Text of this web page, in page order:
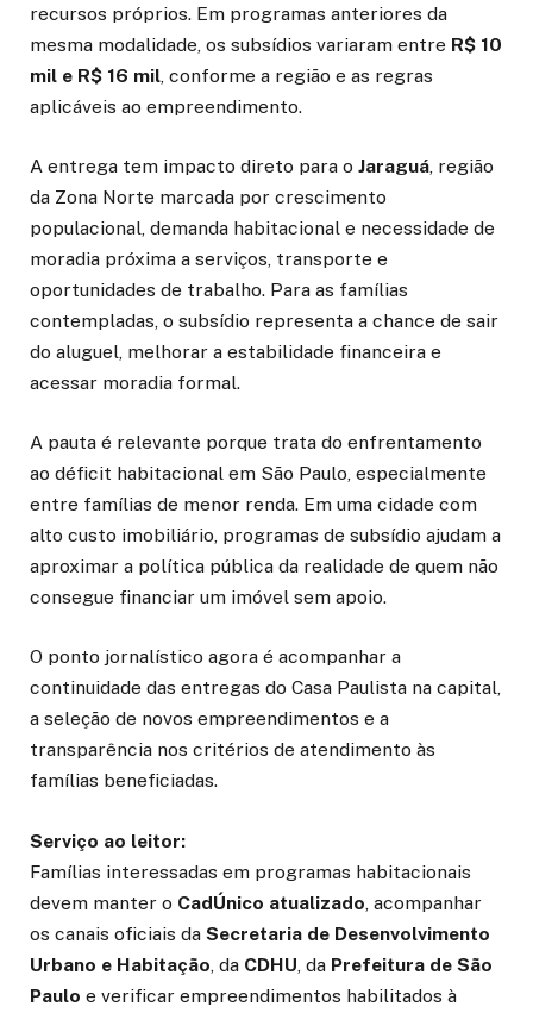
recursos próprios. Em programas anteriores da
mesma modalidade, os subsídios variaram entre R$ 10
mil e R$ 16 mil, conforme a região e as regras
aplicáveis ao empreendimento.
A entrega tem impacto direto para o Jaraguá, região
da Zona Norte marcada por crescimento
populacional, demanda habitacional e necessidade de
moradia próxima a serviços, transporte e
oportunidades de trabalho. Para as famílias
contempladas, o subsídio representa a chance de sair
do aluguel, melhorar a estabilidade financeira e
acessar moradia formal.
A pauta é relevante porque trata do enfrentamento
ao déficit habitacional em São Paulo, especialmente
entre famílias de menor renda. Em uma cidade com
alto custo imobiliário, programas de subsídio ajudam a
aproximar a política pública da realidade de quem não
consegue financiar um imóvel sem apoio.
O ponto jornalístico agora é acompanhar a
continuidade das entregas do Casa Paulista na capital,
a seleção de novos empreendimentos e a
transparência nos critérios de atendimento às
famílias beneficiadas.
Serviço ao leitor:
Famílias interessadas em programas habitacionais
devem manter o CadÚnico atualizado , acompanhar
os canais oficiais da Secretaria de Desenvolvimento
Urbano e Habitação , da CDHU , da Prefeitura de São
Paulo e verificar empreendimentos habilitados à